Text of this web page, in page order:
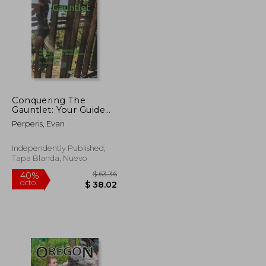
$ 62.46 40%
Conquering The
Gauntlet: Your Guide
to Completing the
Midwest's Favorite
Racing Series (en
Inglés)
Perperis, Evan
Independently Published,
Tapa Blanda, Nuevo